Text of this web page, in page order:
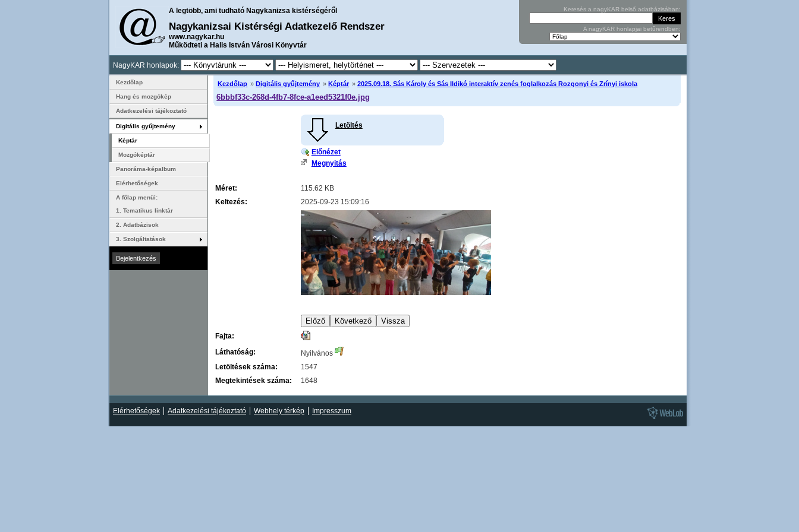
A legtöbb, ami tudható Nagykanizsa kistérségéről
Nagykanizsai Kistérségi Adatkezelő Rendszer
www.nagykar.hu
Működteti a Halis István Városi Könyvtár
Keresés a nagyKAR belső adatbázisában:
A nagyKAR honlapjai betűrendben:
NagyKAR honlapok:
Kezdőlap » Digitális gyűjtemény » Képtár »2025.09.18. Sás Károly és Sás Ildikó interaktív zenés foglalkozás Rozgonyi és Zrínyi iskola
6bbbf33c-268d-4fb7-8fce-a1eed5321f0e.jpg
Letöltés
Előnézet
Megnyitás
Méret:
115.62 KB
Keltezés:
2025-09-23 15:09:16
Fajta:
Láthatóság:
Nyilvános
Letöltések száma:
1547
Megtekintések száma:
1648
Kezdőlap
Hang és mozgókép
Adatkezelési tájékoztató
Digitális gyűjtemény
Képtár
Mozgóképtár
Panoráma-képalbum
Elérhetőségek
A főlap menüi:
1. Tematikus linktár
2. Adatbázisok
3. Szolgáltatások
Elérhetőségek Adatkezelési tájékoztató Webhely térkép Impresszum